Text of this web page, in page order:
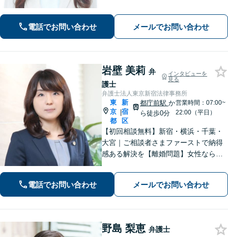
ください【新宿御苑前駅3分】
電話でお問い合わせ メールでお問い合わせ
岩壁 美莉 弁
護士
インタビューを
見る
弁護士法人東京新宿法律事務所
東
京
都
|
新
宿
区
都庁前駅 か
ら徒歩0分
営業時間：07:00~
22:00（平日）
​​【初回相談無料】新宿・横浜・千葉・
大宮｜ご相談者さまファーストで納得
感ある解決を【離婚問題】女性ならで
らご相談ください【相続問題】事務所
相談実績1万件以上！様々な相続トラブ
ルをトータルサポート【都庁前駅直
結】​
電話でお問い合わせ メールでお問い合わせ
野島 梨恵 弁護士